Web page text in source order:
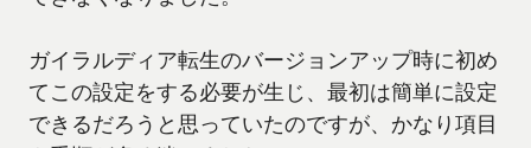
ガイラルディア転生のバージョンアップ時に初め
てこの設定をする必要が生じ、最初は簡単に設定
できるだろうと思っていたのですが、かなり項目